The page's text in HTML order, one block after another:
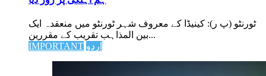
ٹورنٹو (پ ر): کینیڈا کے معروف شہر ٹورنٹو میں منعقدہ ایک
بین المذاہب تقریب کے مقررین...
IMPORTANT اردو